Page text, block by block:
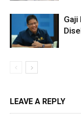
Gaji
LEAVE A REPLY